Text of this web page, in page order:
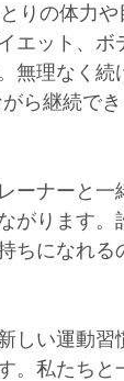
りの体力
エット、
無理なく
ら継続でき
ーナーと一
がります
ちになれる
しい運動
。私たち